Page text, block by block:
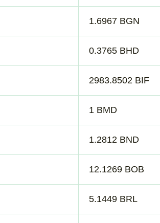
1.6967 BGN
0.3765 BHD
2983.8502 BIF
1 BMD
1.2812 BND
12.1269 BOB
5.1449 BRL